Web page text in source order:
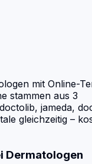
mit Online-
stammen aus 3
jameda,
gleichzeitig –
Dermatologen